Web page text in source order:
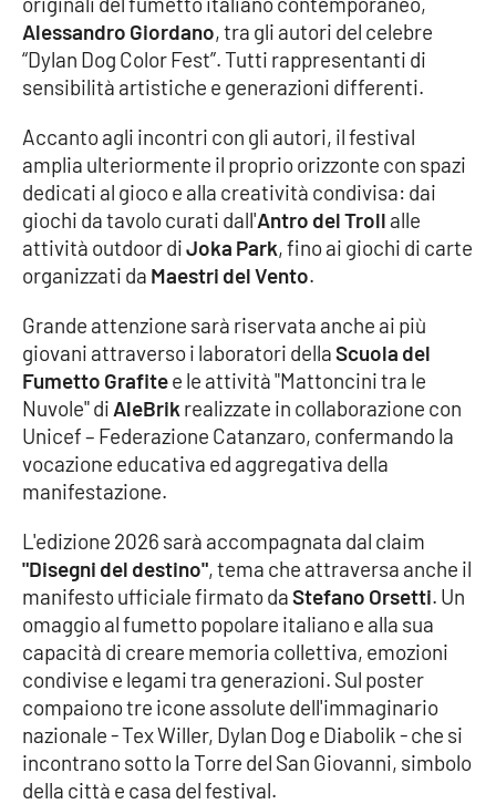
Lactv.it
Laconair.it
Lacitymag.it
Lacapitalenews.it
Ilreggino.it
Cosenzachannel.it
Ilvibonese.it
Catanzarochannel.it
Android
Apple
Alessandro Giordano, tra gli autori del celebre
“Dylan Dog Color Fest”. Tutti rappresentanti di
sensibilità artistiche e generazioni differenti.
Accanto agli incontri con gli autori, il festival
amplia ulteriormente il proprio orizzonte con spazi
dedicati al gioco e alla creatività condivisa: dai
giochi da tavolo curati dall'Antro del Troll alle
attività outdoor diJoka Park, fino ai giochi di carte
organizzati da Maestri del Vento.
Grande attenzione sarà riservata anche ai più
giovani attraverso i laboratori dellaScuola del
Fumetto Grafitee le attività "Mattoncini tra le
Nuvole" di AleBrik realizzate in collaborazione con
Unicef – Federazione Catanzaro, confermando la
vocazione educativa ed aggregativa della
manifestazione.
L'edizione 2026 sarà accompagnata dal claim
"Disegni del destino", tema che attraversa anche il
manifesto ufficiale firmato daStefano Orsetti. Un
omaggio al fumetto popolare italiano e alla sua
capacità di creare memoria collettiva, emozioni
condivise e legami tra generazioni. Sul poster
compaiono tre icone assolute dell'immaginario
nazionale - Tex Willer, Dylan Dog e Diabolik - che si
incontrano sotto la Torre del San Giovanni, simbolo
della città e casa del festival.